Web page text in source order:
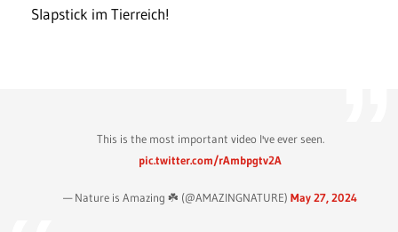
Slapstick im Tierreich!
This is the most important video I've ever seen.
pic.twitter.com/rAmbpgtv2A
— Nature is Amazing ☘️ (@AMAZlNGNATURE)May 27, 2024